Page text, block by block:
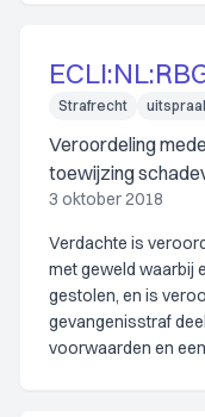
Strafrecht
Veroordeling
toewijzing
3 oktober 2018
Verdachte is
met geweld waarbij
gestolen, en is
gevangenisstraf
voorwaarden en